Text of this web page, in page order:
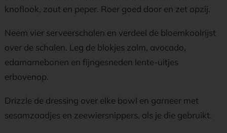
knoflook, zout en peper. Roer goed door en zet opzij.
Neem vier serveerschalen en verdeel de bloemkoolrijst
over de schalen. Leg de blokjes zalm, avocado,
edamamebonen en fijngesneden lente-uitjes
erbovenop.
Drizzle de dressing over elke bowl en garneer met
sesamzaadjes en zeewiersnippers, als je die gebruikt.